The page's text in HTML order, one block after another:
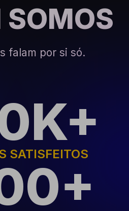
SOMOS
falam por si só.
SATISFEITOS